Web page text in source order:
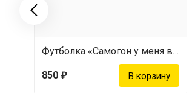
Футболка «Самогон у меня в крови» (размер M)
850 ₽